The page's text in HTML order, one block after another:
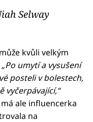
Selway
kvůli velkým
„Po umytí a vysušení
posteli v bolestech,
vyčerpávající,“
ale influencerka
na